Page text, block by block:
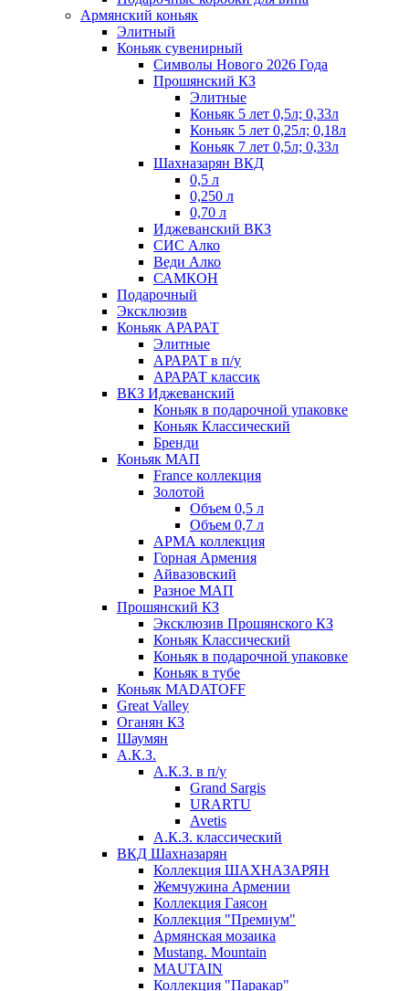
Армянский коньяк
Элитный
Коньяк сувенирный
Символы Нового 2026 Года
Прошянский КЗ
Элитные
Коньяк 5 лет 0,5л; 0,33л
Коньяк 5 лет 0,25л; 0,18л
Коньяк 7 лет 0,5л; 0,33л
Шахназарян ВКД
0,5 л
0,250 л
0,70 л
Иджеванский ВКЗ
СИС Алко
Веди Алко
САМКОН
Подарочный
Эксклюзив
Коньяк АРАРАТ
Элитные
АРАРАТ в п/у
АРАРАТ классик
ВКЗ Иджеванский
Коньяк в подарочной упаковке
Коньяк Классический
Бренди
Коньяк МАП
France коллекция
Золотой
Объем 0,5 л
Объем 0,7 л
АРМА коллекция
Горная Армения
Айвазовский
Разное МАП
Прошянский КЗ
Эксклюзив Прошянского КЗ
Коньяк Классический
Коньяк в подарочной упаковке
Коньяк в тубе
Коньяк MADATOFF
Great Valley
Оганян КЗ
Шаумян
А.К.З.
А.К.З. в п/у
Grand Sargis
URARTU
Avetis
А.К.З. классический
ВКД Шахназарян
Коллекция ШАХНАЗАРЯН
Жемчужина Армении
Коллекция Гаясон
Коллекция "Премиум"
Армянская мозаика
Mustang. Mountain
MAUTAIN
Коллекция "Паракар"